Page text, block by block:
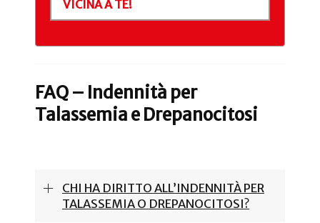
VICINA A TE!
FAQ – Indennità per
Talassemia e Drepanocitosi
CHI HA DIRITTO ALL’INDENNITÀ PER
TALASSEMIA O DREPANOCITOSI?